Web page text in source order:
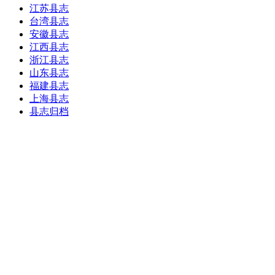
江苏县志
台湾县志
安徽县志
江西县志
浙江县志
山东县志
福建县志
上海县志
县志归档